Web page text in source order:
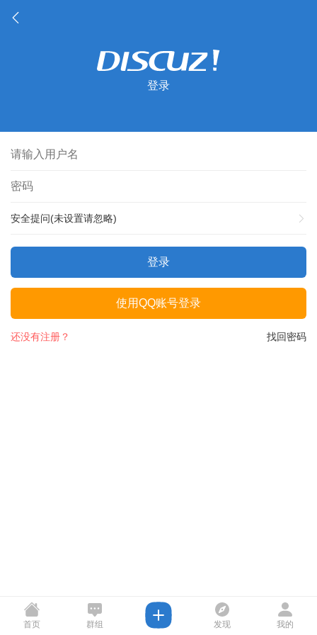
登录
安全提问(未设置请忽略)
登录
使用QQ账号登录
找回密码
还没有注册？
首页 群组 发现 我的